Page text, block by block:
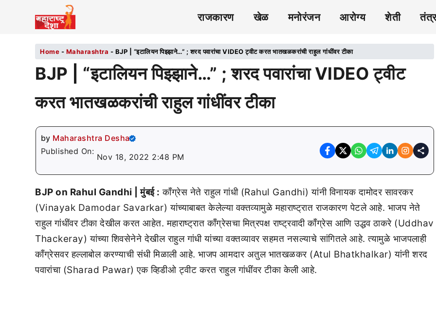
राजकारण खेळ मनोरंजन आरोग्य शेती
Home - Maharashtra - BJP | “इटालियन पिझ्झाने…” ; शरद पवारांचा VIDEO ट्वीट करत भातखळकरांची राहुल गांधींवर टीका
BJP | “इटालियन पिझ्झाने…” ; शरद पवारांचा VIDEO ट्वीट
करत भातखळकरांची राहुल गांधींवर टीका
by Maharashtra Desha
Published On:
Nov 18, 2022 2:48 PM
BJP on Rahul Gandhi | मुंबई : काँग्रेस नेते राहुल गांधी (Rahul Gandhi) यांनी विनायक दामोदर सावरकर
(Vinayak Damodar Savarkar) यांच्याबाबत केलेल्या वक्तव्यामुळे महाराष्ट्रात राजकारण पेटले आहे. भाजप नेते
राहुल गांधींवर टीका देखील करत आहेत. महाराष्ट्रात काँग्रेसचा मित्रपक्ष राष्ट्रवादी काँग्रेस आणि उद्धव ठाकरे (Uddhav
Thackeray) यांच्या शिवसेनेने देखील राहुल गांधी यांच्या वक्तव्यावर सहमत नसल्याचे सांगितले आहे. त्यामुळे भाजपलाही
काँग्रेसवर हल्लाबोल करण्याची संधी मिळाली आहे. भाजप आमदार अतुल भातखळकर (Atul Bhatkhalkar) यांनी शरद
पवारांचा (Sharad Pawar) एक व्हिडीओ ट्वीट करत राहुल गांधींवर टीका केली आहे.